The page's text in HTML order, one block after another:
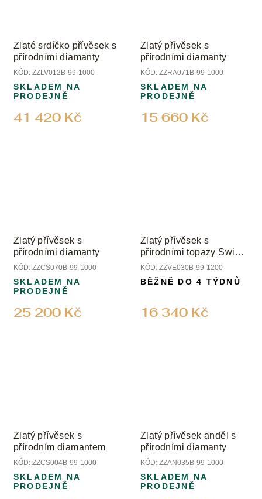
Zlaté srdíčko přívěsek s
přírodními diamanty
KÓD: ZZLV012B-99-1000
41 420 Kč
SKLADEM NA
PRODEJNĚ
Zlatý přívěsek s
přírodními diamanty
KÓD: ZZRA071B-99-1000
15 660 Kč
SKLADEM NA
PRODEJNĚ
Zlatý přívěsek s
přírodními diamanty
KÓD: ZZCS070B-99-1000
25 200 Kč
SKLADEM NA
PRODEJNĚ
Zlatý přívěsek s
přírodními topazy Swiss
a diamanty
KÓD: ZZVE030B-99-1200
16 340 Kč
BĚŽNĚ DO 4 TÝDNŮ
Zlatý přívěsek s
přírodním diamantem
KÓD: ZZCS004B-99-1000
SKLADEM NA
PRODEJNĚ
Zlatý přívěsek anděl s
přírodními diamanty
KÓD: ZZAN035B-99-1000
SKLADEM NA
PRODEJNĚ